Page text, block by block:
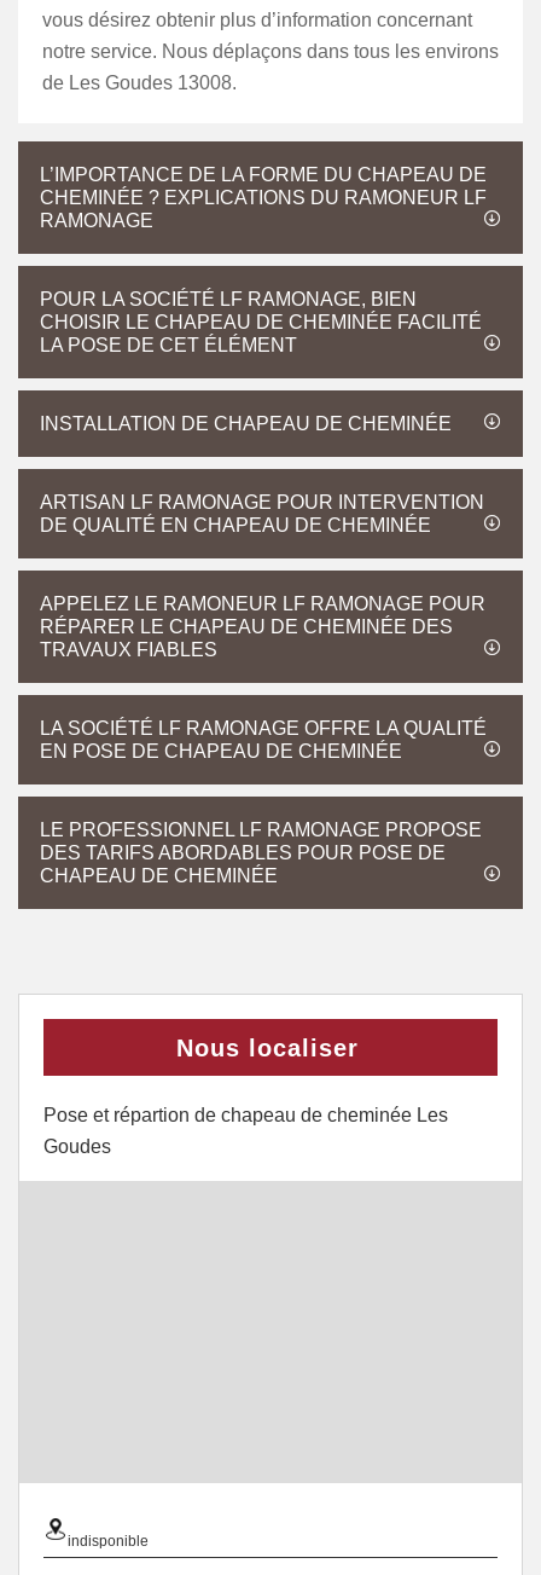
vous désirez obtenir plus d’information concernant
notre service. Nous déplaçons dans tous les environs
de Les Goudes 13008.
L’IMPORTANCE DE LA FORME DU CHAPEAU DE
CHEMINÉE ? EXPLICATIONS DU RAMONEUR LF
RAMONAGE
POUR LA SOCIÉTÉ LF RAMONAGE, BIEN
CHOISIR LE CHAPEAU DE CHEMINÉE FACILITÉ
LA POSE DE CET ÉLÉMENT
INSTALLATION DE CHAPEAU DE CHEMINÉE
ARTISAN LF RAMONAGE POUR INTERVENTION
DE QUALITÉ EN CHAPEAU DE CHEMINÉE
APPELEZ LE RAMONEUR LF RAMONAGE POUR
RÉPARER LE CHAPEAU DE CHEMINÉE DES
TRAVAUX FIABLES
LA SOCIÉTÉ LF RAMONAGE OFFRE LA QUALITÉ
EN POSE DE CHAPEAU DE CHEMINÉE
LE PROFESSIONNEL LF RAMONAGE PROPOSE
DES TARIFS ABORDABLES POUR POSE DE
CHAPEAU DE CHEMINÉE
Nous localiser
Pose et répartion de chapeau de cheminée Les
Goudes
indisponible